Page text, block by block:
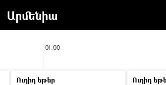
Արմենիա
01:00
Ուղիղ եթեր
Ուղիղ